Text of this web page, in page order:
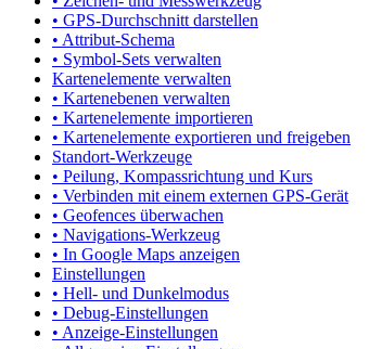
• GPS-Durchschnitt darstellen
• Attribut-Schema
• Symbol-Sets verwalten
Kartenelemente verwalten
• Kartenebenen verwalten
• Kartenelemente importieren
• Kartenelemente exportieren und freigeben
Standort-Werkzeuge
• Peilung, Kompassrichtung und Kurs
• Verbinden mit einem externen GPS-Gerät
• Geofences überwachen
• Navigations-Werkzeug
• In Google Maps anzeigen
Einstellungen
• Hell- und Dunkelmodus
• Debug-Einstellungen
• Anzeige-Einstellungen